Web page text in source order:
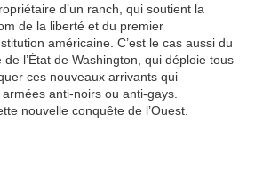
d’un ranch, qui soutient la
de la liberté et du premier
américaine. C’est le cas aussi du
l’État de Washington, qui déploie tous
ces nouveaux arrivants qui
anti-noirs ou anti-gays.
nouvelle conquête de l’Ouest.